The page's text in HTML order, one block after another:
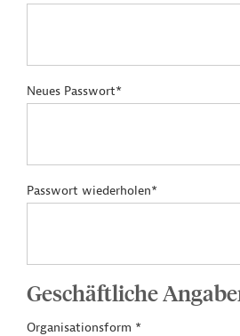
Neues Passwort*
Passwort wiederholen*
Geschäftliche
Organisationsform *